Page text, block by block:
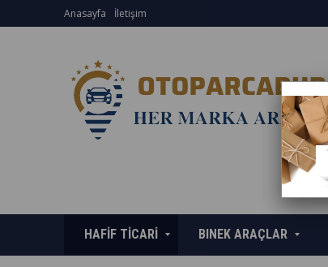
Anasayfa İletişim
HAFİF TİCARİ BINEK ARAÇLAR